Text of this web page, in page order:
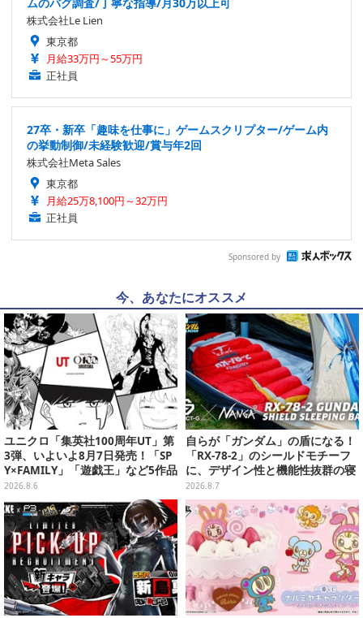
株式会社Le Lien
東京都
月給33万円～55万円
正社員
27卒・新卒「趣味を仕事に」ゲームスクリプター/ゲーム内
の挙動制御/未経験歓迎/賞与年2回
株式会社Meta Sales
東京都
月給25万8,100円～32万円
正社員
Sponsored by
今、あなたにオススメ
ユニクロ「集英社100周年UT」第
3弾、いよいよ8月7日発売！「SP
Y×FAMILY」「遊戯王」など5作品
をデザイン
2026.8.6
自らが「ガンダム」の盾になる！
「RX-78-2」のシールドモチーフ
に、デザイン性と機能性抜群の寝
袋がプレバンで2次予約
2026.8.7